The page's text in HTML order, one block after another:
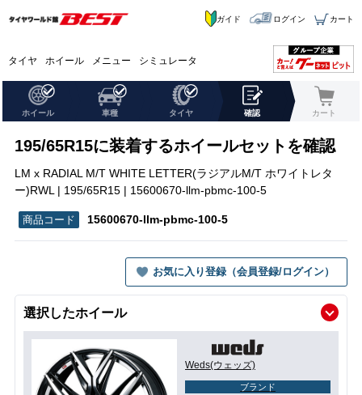
タイヤ ホイール メニュー シミュレータ
ガイド ログイン カート
ホイール 車種 タイヤ 確認 カート
195/65R15に装着するホイールセットを確認
LM x RADIAL M/T WHITE LETTER(ラジアルM/T ホワイトレタ
ー)RWL | 195/65R15 | 15600670-llm-pbmc-100-5
15600670-llm-pbmc-100-5
お気に入り登録（会員登録/ログイン）
選択したホイール
Weds(ウェッズ)
ブランド